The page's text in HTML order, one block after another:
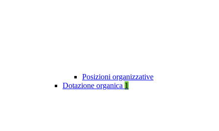
Posizioni organizzative
Dotazione organica 1